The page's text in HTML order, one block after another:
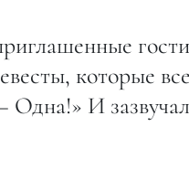
которые все
Одна!» И